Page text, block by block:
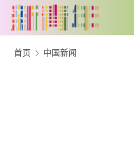
首页 中国新闻